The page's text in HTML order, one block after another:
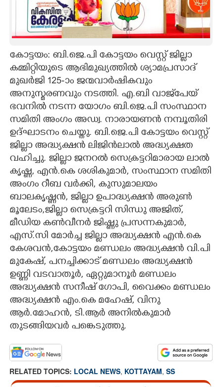
CARTOONS
LITERATURE
ZOOM
CONTACT US
കോട്ടയം: ബി.ജെ.പി കോട്ടയം വെസ്റ്റ് ജില്ലാ
കമ്മിറ്റിയുടെ ആഭിമുഖ്യത്തിൽ ശ്യാമപ്രസാദ്
മുഖർജി 125-ാം ജന്മവാർഷികവും
അനുസ്മരണവും നടത്തി. എ.ബി വാജ്‌പേയ്
ഭവനിൽ നടന്ന യോഗം ബി.ജെ.പി സംസ്ഥാന
സമിതി അംഗം അഡ്വ. നാരായണൻ നമ്പൂതിരി
ഉദ്ഘാടനം ചെയ്തു. ബി.ജെ.പി കോട്ടയം വെസ്റ്റ്
ജില്ലാ അദ്ധ്യക്ഷൻ ലിജിൻലാൽ അദ്ധ്യക്ഷത
വഹിച്ചു. ജില്ലാ ജനറൽ സെക്രട്ടറിമാരായ ലാൽ
കൃഷ്ണ, എൻ.കെ ശശികുമാർ, സംസ്ഥാന സമിതി
അംഗം റീബ വർക്കി, കുസുമാലയം
ബാലകൃഷ്ണൻ, ജില്ലാ ഉപാദ്ധ്യക്ഷൻ അരുൺ
മൂലേടം,ജില്ലാ സെക്രട്ടറി സിന്ധു അജിത്,
മീഡിയ കൺവീനർ ജിഷ്ണു പ്രസന്നകുമാർ,
എസ്.സി മോർച്ച ജില്ലാ അദ്ധ്യക്ഷൻ എൻ.കെ
കേശവൻ,കോട്ടയം മണ്ഡലം അദ്ധ്യക്ഷൻ വി.പി
മുകേഷ്, പനച്ചിക്കാട് മണ്ഡലം അദ്ധ്യക്ഷൻ
ഉണ്ണി വടവാതൂർ, ഏറ്റുമാനൂർ മണ്ഡലം
അദ്ധ്യക്ഷൻ സനീഷ് ഗോപി, വൈക്കം മണ്ഡലം
അദ്ധ്യക്ഷൻ എം.കെ മഹേഷ്, വിനു
ആർ.മോഹൻ, ടി.ആർ അനിൽകുമാർ
തുടങ്ങിയവർ പങ്കെടുത്തു.
RELATED TOPICS: LOCAL NEWS, KOTTAYAM, SS